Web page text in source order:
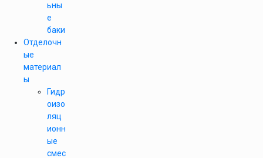
ьны
е
баки
Отделочн
ые
материал
ы
Гидр
оизо
ляц
ионн
ые
смес